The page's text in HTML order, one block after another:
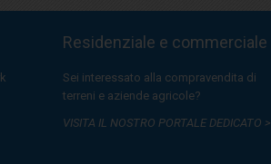
Residenziale e commerciale
Sei interessato alla compravendita di
terreni e aziende agricole?
VISITA IL NOSTRO PORTALE DEDICATO >